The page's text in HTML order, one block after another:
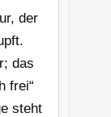
der
das
frei“
steht